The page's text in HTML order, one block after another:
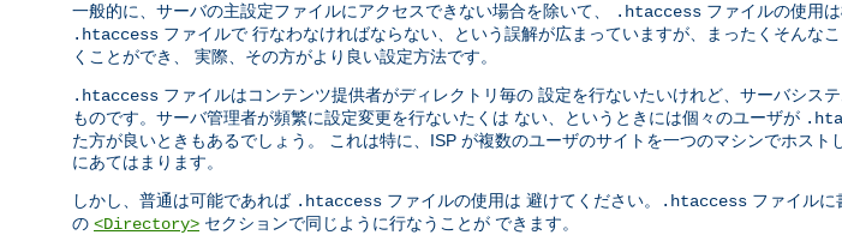
一般的に、サーバの主設定ファイルにアクセスできない場合を除いて、 .htaccess ファイルの使用
.htaccess ファイルで 行なわなければならない、という誤解が広まっていますが、まったくそんな
くことができ、 実際、その方がより良い設定方法です。
.htaccess ファイルはコンテンツ提供者がディレクトリ毎の 設定を行ないたいけれど、サーバシス
ものです。サーバ管理者が頻繁に設定変更を行ないたくは ない、というときには個々のユーザが
た方が良いときもあるでしょう。 これは特に、ISP が複数のユーザのサイトを一つのマシンでホス
にあてはまります。
しかし、普通は可能であれば .htaccess ファイルの使用は 避けてください。 .htaccess ファイルに
の <Directory> セクションで同じように行なうことが できます。